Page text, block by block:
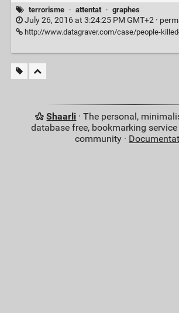
terrorisme · attentat · graphes
July 26, 2016 at 3:24:25 PM GMT+2 ·
http://www.datagraver.com/case/people-killed-by-terrorism-per-year-
Shaarli · The personal,
database free, bookmarking
community ·